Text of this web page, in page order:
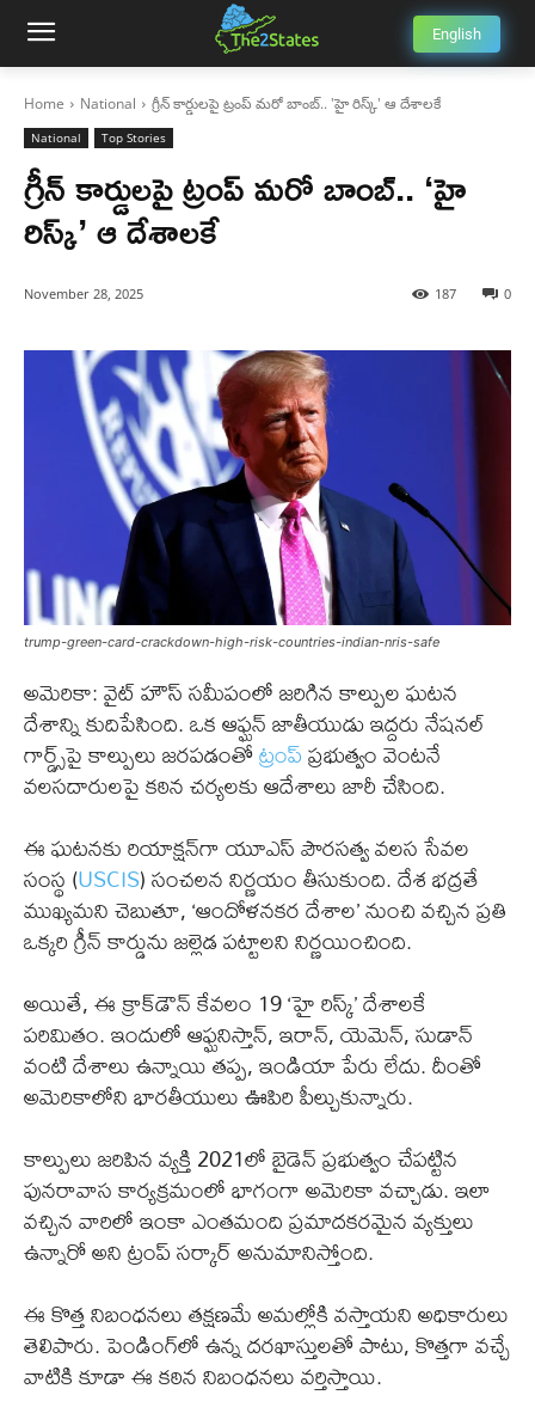
English
Home National గ్రీన్ కార్డులపై ట్రంప్ మరో బాంబ్.. 'హై రిస్క్' ఆ దేశాలకే
National Top Stories
గ్రీన్ కార్డులపై ట్రంప్ మరో బాంబ్.. ‘హై
రిస్క్’ ఆ దేశాలకే
November 28, 2025 0
187
trump-green-card-crackdown-high-risk-countries-indian-nris-safe
అమెరికా: వైట్ హౌస్ సమీపంలో జరిగిన కాల్పుల ఘటన
దేశాన్ని కుదిపేసింది. ఒక ఆఫ్ఘన్ జాతీయుడు ఇద్దరు నేషనల్
గార్డ్స్‌పై కాల్పులు జరపడంతోట్రంప్ప్రభుత్వం వెంటనే
వలసదారులపై కఠిన చర్యలకు ఆదేశాలు జారీ చేసింది.
ఈ ఘటనకు రియాక్షన్‌గా యూఎస్ పౌరసత్వ వలస సేవల
సంస్థ (USCIS) సంచలన నిర్ణయం తీసుకుంది. దేశ భద్రతే
ముఖ్యమని చెబుతూ, ‘ఆందోళనకర దేశాల’ నుంచి వచ్చిన ప్రతి
ఒక్కరి గ్రీన్ కార్డును జల్లెడ పట్టాలని నిర్ణయించింది.
అయితే, ఈ క్రాక్‌డౌన్ కేవలం 19 ‘హై రిస్క్’ దేశాలకే
పరిమితం. ఇందులో ఆఫ్ఘనిస్తాన్, ఇరాన్, యెమెన్, సుడాన్
వంటి దేశాలు ఉన్నాయి తప్ప, ఇండియా పేరు లేదు. దీంతో
అమెరికాలోని భారతీయులు ఊపిరి పీల్చుకున్నారు.
కాల్పులు జరిపిన వ్యక్తి 2021లో బైడెన్ ప్రభుత్వం చేపట్టిన
పునరావాస కార్యక్రమంలో భాగంగా అమెరికా వచ్చాడు. ఇలా
వచ్చిన వారిలో ఇంకా ఎంతమంది ప్రమాదకరమైన వ్యక్తులు
ఉన్నారో అని ట్రంప్ సర్కార్ అనుమానిస్తోంది.
ఈ కొత్త నిబంధనలు తక్షణమే అమల్లోకి వస్తాయని అధికారులు
తెలిపారు. పెండింగ్‌లో ఉన్న దరఖాస్తులతో పాటు, కొత్తగా వచ్చే
వాటికి కూడా ఈ కఠిన నిబంధనలు వర్తిస్తాయి.